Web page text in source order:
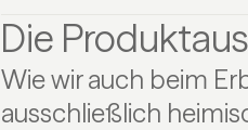
Die
Wie wir auch beim
ausschließlich